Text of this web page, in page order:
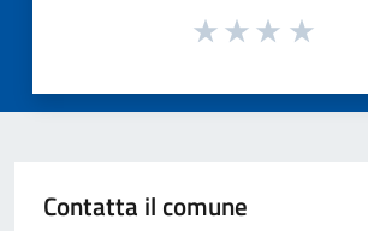
Contatta il comune